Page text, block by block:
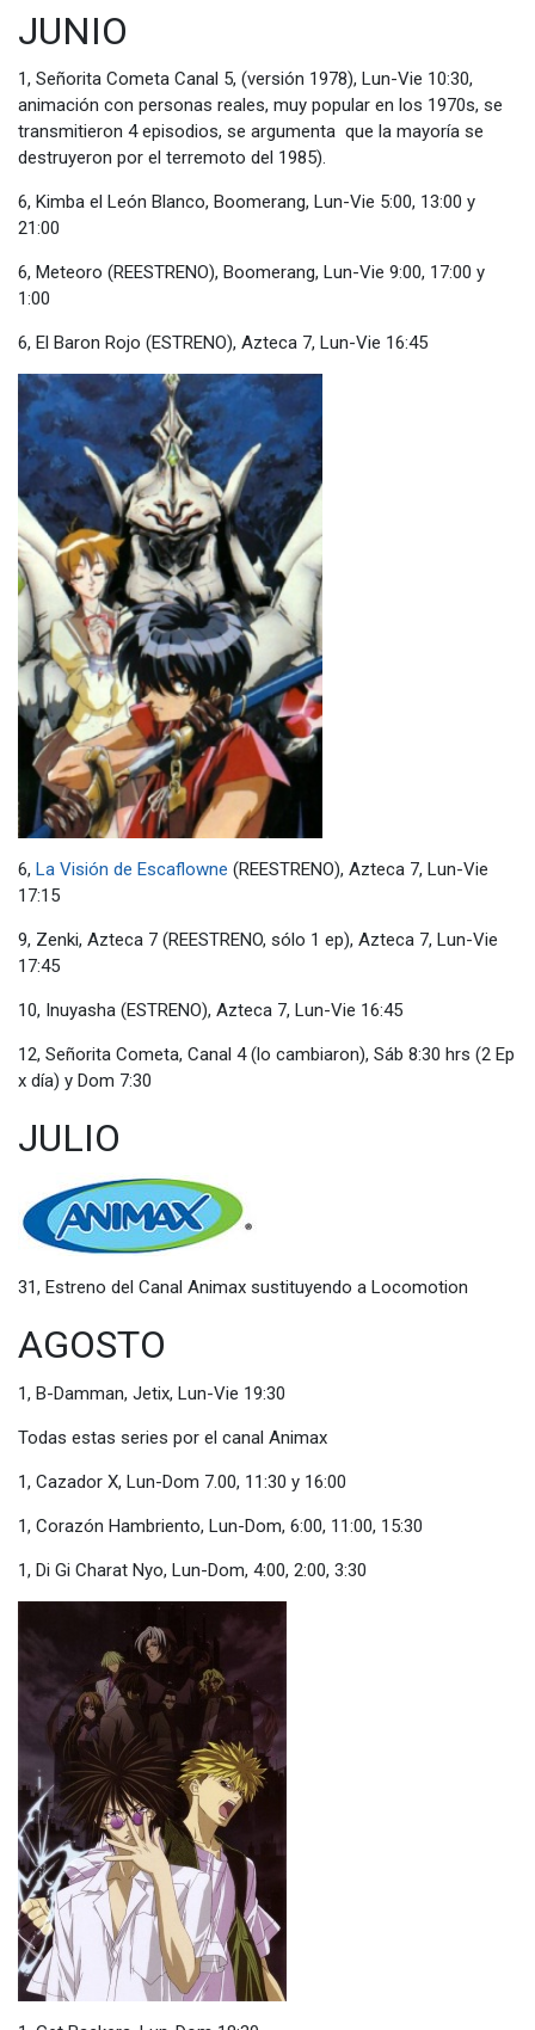
JUNIO
1, Señorita Cometa Canal 5, (versión 1978), Lun-Vie 10:30,
animación con personas reales, muy popular en los 1970s, se
transmitieron 4 episodios, se argumenta que la mayoría se
destruyeron por el terremoto del 1985).
6, Kimba el León Blanco, Boomerang, Lun-Vie 5:00, 13:00 y
21:00
6, Meteoro (REESTRENO), Boomerang, Lun-Vie 9:00, 17:00 y
1:00
6, El Baron Rojo (ESTRENO), Azteca 7, Lun-Vie 16:45
6, La Visión de Escaflowne (REESTRENO), Azteca 7, Lun-Vie
17:15
9, Zenki, Azteca 7 (REESTRENO, sólo 1 ep), Azteca 7, Lun-Vie
17:45
10, Inuyasha (ESTRENO), Azteca 7, Lun-Vie 16:45
12, Señorita Cometa, Canal 4 (lo cambiaron), Sáb 8:30 hrs (2 Ep
x día) y Dom 7:30
JULIO
31, Estreno del Canal Animax sustituyendo a Locomotion
AGOSTO
1, B-Damman, Jetix, Lun-Vie 19:30
Todas estas series por el canal Animax
1, Cazador X, Lun-Dom 7.00, 11:30 y 16:00
1, Corazón Hambriento, Lun-Dom, 6:00, 11:00, 15:30
1, Di Gi Charat Nyo, Lun-Dom, 4:00, 2:00, 3:30